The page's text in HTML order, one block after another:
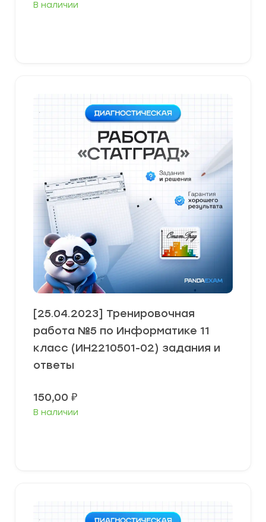
В наличии
[25.04.2023] Тренировочная
работа №5 по Информатике 11
класс (ИН2210501-02) задания и
ответы
150,00 ₽
В наличии